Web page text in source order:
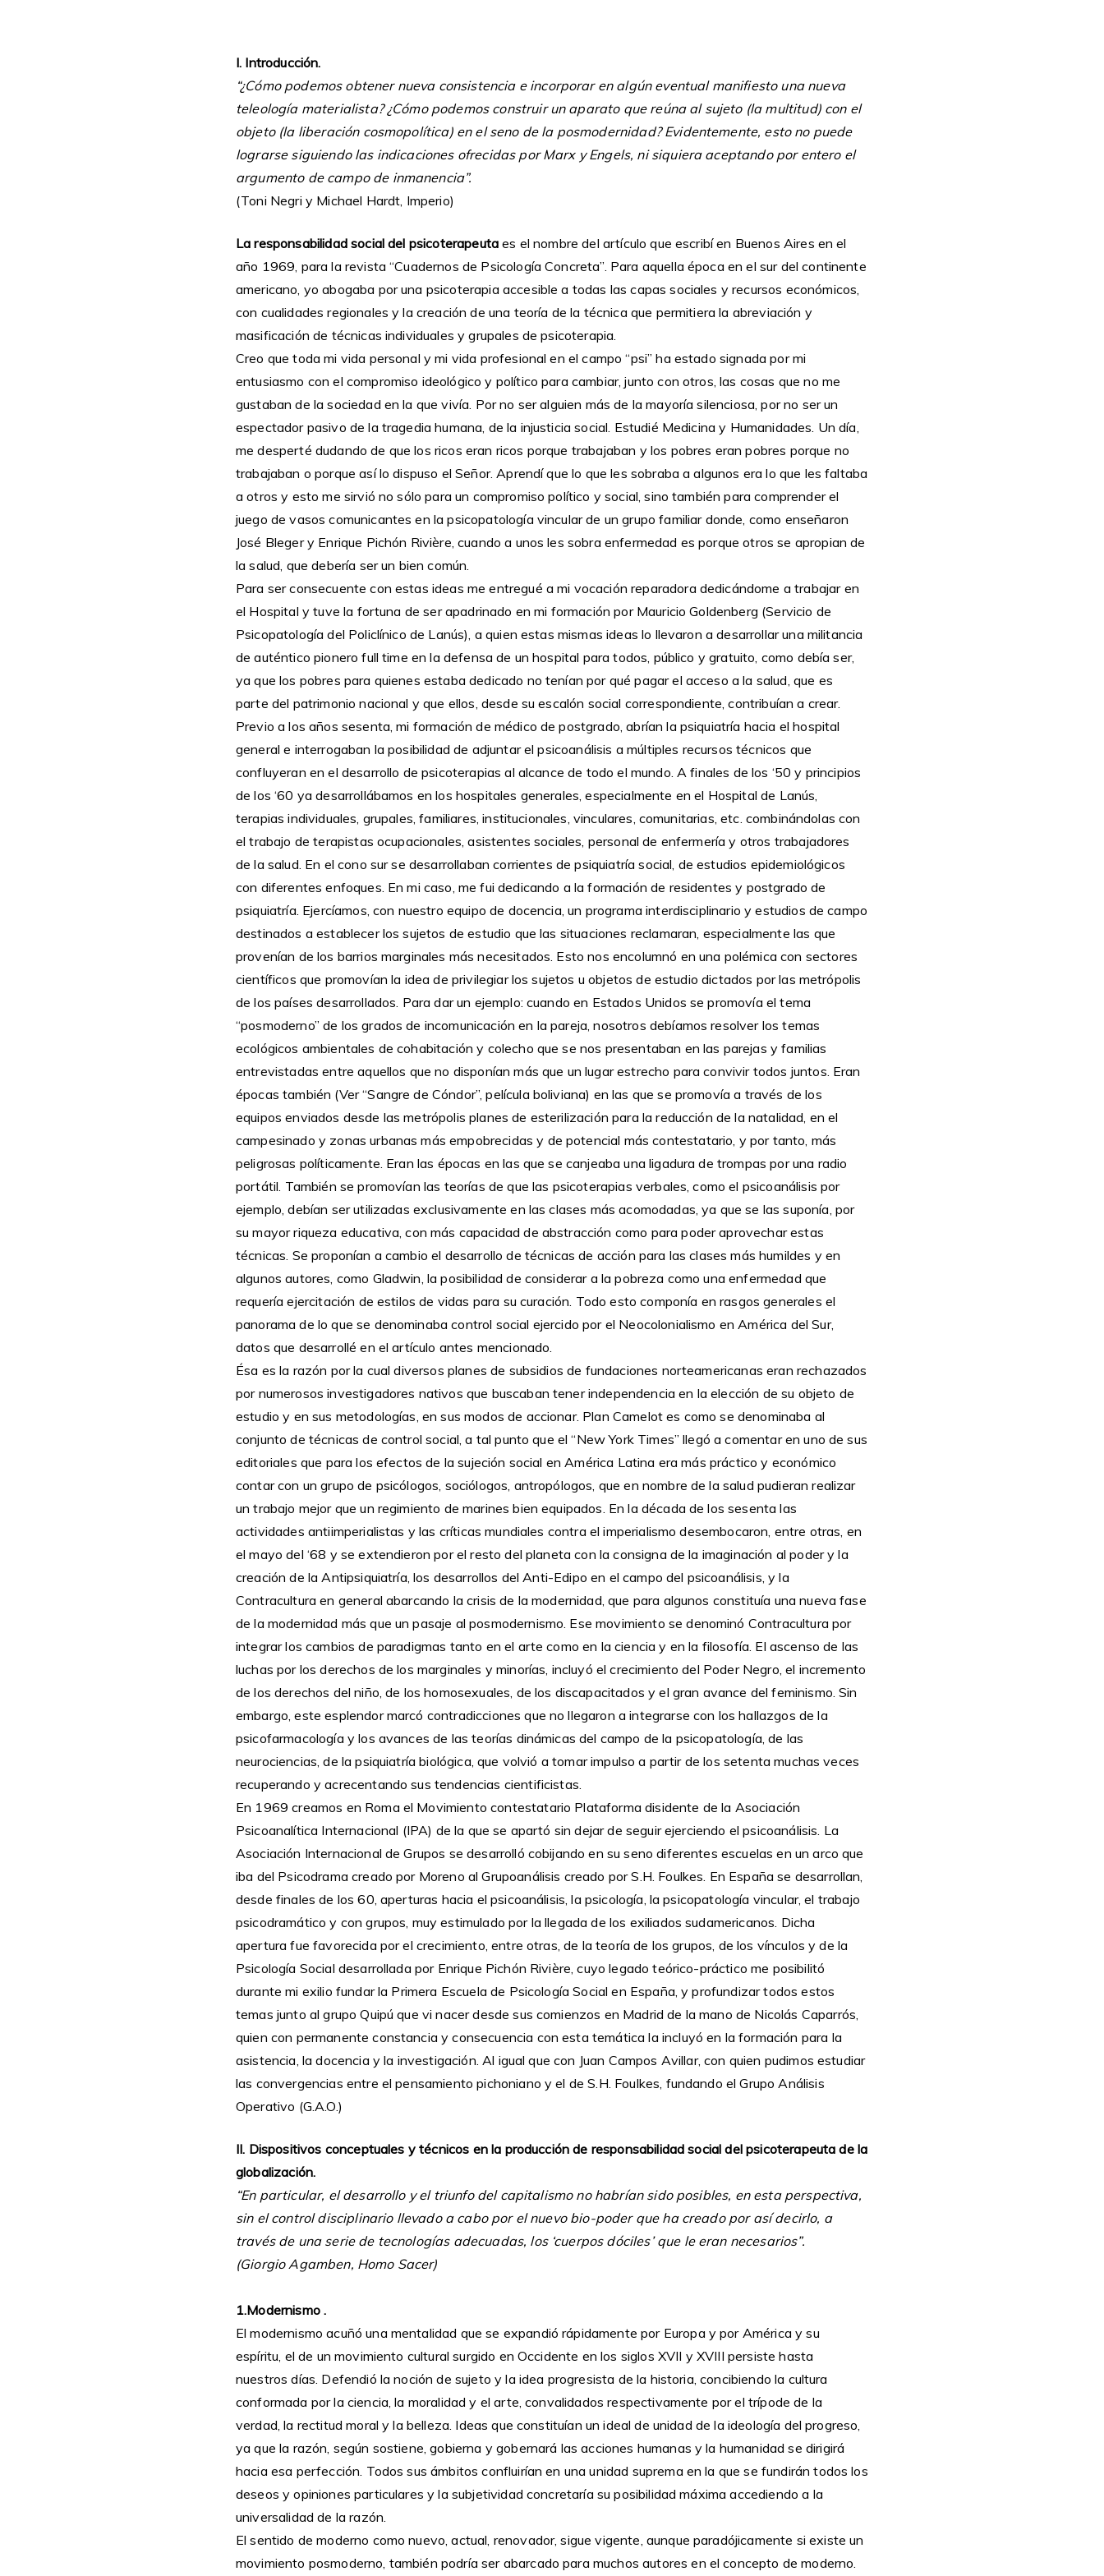
I. Introducción.
“¿Cómo podemos obtener nueva consistencia e incorporar en algún eventual manifiesto una nueva
teleología materialista? ¿Cómo podemos construir un aparato que reúna al sujeto (la multitud) con el
objeto (la liberación cosmopolítica) en el seno de la posmodernidad? Evidentemente, esto no puede
lograrse siguiendo las indicaciones ofrecidas por Marx y Engels, ni siquiera aceptando por entero el
argumento de campo de inmanencia”.
(Toni Negri y Michael Hardt, Imperio)
La responsabilidad social del psicoterapeutaes el nombre del artículo que escribí en Buenos Aires en el
año 1969, para la revista “Cuadernos de Psicología Concreta”. Para aquella época en el sur del continente
americano, yo abogaba por una psicoterapia accesible a todas las capas sociales y recursos económicos,
con cualidades regionales y la creación de una teoría de la técnica que permitiera la abreviación y
masificación de técnicas individuales y grupales de psicoterapia.
Creo que toda mi vida personal y mi vida profesional en el campo “psi” ha estado signada por mi
entusiasmo con el compromiso ideológico y político para cambiar, junto con otros, las cosas que no me
gustaban de la sociedad en la que vivía. Por no ser alguien más de la mayoría silenciosa, por no ser un
espectador pasivo de la tragedia humana, de la injusticia social. Estudié Medicina y Humanidades. Un día,
me desperté dudando de que los ricos eran ricos porque trabajaban y los pobres eran pobres porque no
trabajaban o porque así lo dispuso el Señor. Aprendí que lo que les sobraba a algunos era lo que les faltaba
a otros y esto me sirvió no sólo para un compromiso político y social, sino también para comprender el
juego de vasos comunicantes en la psicopatología vincular de un grupo familiar donde, como enseñaron
José Bleger y Enrique Pichón Rivière, cuando a unos les sobra enfermedad es porque otros se apropian de
la salud, que debería ser un bien común.
Para ser consecuente con estas ideas me entregué a mi vocación reparadora dedicándome a trabajar en
el Hospital y tuve la fortuna de ser apadrinado en mi formación por Mauricio Goldenberg (Servicio de
Psicopatología del Policlínico de Lanús), a quien estas mismas ideas lo llevaron a desarrollar una militancia
de auténtico pionero full time en la defensa de un hospital para todos, público y gratuito, como debía ser,
ya que los pobres para quienes estaba dedicado no tenían por qué pagar el acceso a la salud, que es
parte del patrimonio nacional y que ellos, desde su escalón social correspondiente, contribuían a crear.
Previo a los años sesenta, mi formación de médico de postgrado, abrían la psiquiatría hacia el hospital
general e interrogaban la posibilidad de adjuntar el psicoanálisis a múltiples recursos técnicos que
confluyeran en el desarrollo de psicoterapias al alcance de todo el mundo. A finales de los ‘50 y principios
de los ‘60 ya desarrollábamos en los hospitales generales, especialmente en el Hospital de Lanús,
terapias individuales, grupales, familiares, institucionales, vinculares, comunitarias, etc. combinándolas con
el trabajo de terapistas ocupacionales, asistentes sociales, personal de enfermería y otros trabajadores
de la salud. En el cono sur se desarrollaban corrientes de psiquiatría social, de estudios epidemiológicos
con diferentes enfoques. En mi caso, me fui dedicando a la formación de residentes y postgrado de
psiquiatría. Ejercíamos, con nuestro equipo de docencia, un programa interdisciplinario y estudios de campo
destinados a establecer los sujetos de estudio que las situaciones reclamaran, especialmente las que
provenían de los barrios marginales más necesitados. Esto nos encolumnó en una polémica con sectores
científicos que promovían la idea de privilegiar los sujetos u objetos de estudio dictados por las metrópolis
de los países desarrollados. Para dar un ejemplo: cuando en Estados Unidos se promovía el tema
“posmoderno” de los grados de incomunicación en la pareja, nosotros debíamos resolver los temas
ecológicos ambientales de cohabitación y colecho que se nos presentaban en las parejas y familias
entrevistadas entre aquellos que no disponían más que un lugar estrecho para convivir todos juntos. Eran
épocas también (Ver “Sangre de Cóndor”, película boliviana) en las que se promovía a través de los
equipos enviados desde las metrópolis planes de esterilización para la reducción de la natalidad, en el
campesinado y zonas urbanas más empobrecidas y de potencial más contestatario, y por tanto, más
peligrosas políticamente. Eran las épocas en las que se canjeaba una ligadura de trompas por una radio
portátil. También se promovían las teorías de que las psicoterapias verbales, como el psicoanálisis por
ejemplo, debían ser utilizadas exclusivamente en las clases más acomodadas, ya que se las suponía, por
su mayor riqueza educativa, con más capacidad de abstracción como para poder aprovechar estas
técnicas. Se proponían a cambio el desarrollo de técnicas de acción para las clases más humildes y en
algunos autores, como Gladwin, la posibilidad de considerar a la pobreza como una enfermedad que
requería ejercitación de estilos de vidas para su curación. Todo esto componía en rasgos generales el
panorama de lo que se denominaba control social ejercido por el Neocolonialismo en América del Sur,
datos que desarrollé en el artículo antes mencionado.
Ésa es la razón por la cual diversos planes de subsidios de fundaciones norteamericanas eran rechazados
por numerosos investigadores nativos que buscaban tener independencia en la elección de su objeto de
estudio y en sus metodologías, en sus modos de accionar. Plan Camelot es como se denominaba al
conjunto de técnicas de control social, a tal punto que el “New York Times” llegó a comentar en uno de sus
editoriales que para los efectos de la sujeción social en América Latina era más práctico y económico
contar con un grupo de psicólogos, sociólogos, antropólogos, que en nombre de la salud pudieran realizar
un trabajo mejor que un regimiento de marines bien equipados. En la década de los sesenta las
actividades antiimperialistas y las críticas mundiales contra el imperialismo desembocaron, entre otras, en
el mayo del ‘68 y se extendieron por el resto del planeta con la consigna de la imaginación al poder y la
creación de la Antipsiquiatría, los desarrollos del Anti-Edipo en el campo del psicoanálisis, y la
Contracultura en general abarcando la crisis de la modernidad, que para algunos constituía una nueva fase
de la modernidad más que un pasaje al posmodernismo. Ese movimiento se denominó Contracultura por
integrar los cambios de paradigmas tanto en el arte como en la ciencia y en la filosofía. El ascenso de las
luchas por los derechos de los marginales y minorías, incluyó el crecimiento del Poder Negro, el incremento
de los derechos del niño, de los homosexuales, de los discapacitados y el gran avance del feminismo. Sin
embargo, este esplendor marcó contradicciones que no llegaron a integrarse con los hallazgos de la
psicofarmacología y los avances de las teorías dinámicas del campo de la psicopatología, de las
neurociencias, de la psiquiatría biológica, que volvió a tomar impulso a partir de los setenta muchas veces
recuperando y acrecentando sus tendencias cientificistas.
En 1969 creamos en Roma el Movimiento contestatario Plataforma disidente de la Asociación
Psicoanalítica Internacional (IPA) de la que se apartó sin dejar de seguir ejerciendo el psicoanálisis. La
Asociación Internacional de Grupos se desarrolló cobijando en su seno diferentes escuelas en un arco que
iba del Psicodrama creado por Moreno al Grupoanálisis creado por S.H. Foulkes. En España se desarrollan,
desde finales de los 60, aperturas hacia el psicoanálisis, la psicología, la psicopatología vincular, el trabajo
psicodramático y con grupos, muy estimulado por la llegada de los exiliados sudamericanos. Dicha
apertura fue favorecida por el crecimiento, entre otras, de la teoría de los grupos, de los vínculos y de la
Psicología Social desarrollada por Enrique Pichón Rivière, cuyo legado teórico-práctico me posibilitó
durante mi exilio fundar la Primera Escuela de Psicología Social en España, y profundizar todos estos
temas junto al grupo Quipú que vi nacer desde sus comienzos en Madrid de la mano de Nicolás Caparrós,
quien con permanente constancia y consecuencia con esta temática la incluyó en la formación para la
asistencia, la docencia y la investigación. Al igual que con Juan Campos Avillar, con quien pudimos estudiar
las convergencias entre el pensamiento pichoniano y el de S.H. Foulkes, fundando el Grupo Análisis
Operativo (G.A.O.)
II. Dispositivos conceptuales y técnicos en la producción de responsabilidad social del psicoterapeuta de la
globalización.
“En particular, el desarrollo y el triunfo del capitalismo no habrían sido posibles, en esta perspectiva,
sin el control disciplinario llevado a cabo por el nuevo bio-poder que ha creado por así decirlo, a
través de una serie de tecnologías adecuadas, los ‘cuerpos dóciles’ que le eran necesarios”.
(Giorgio Agamben, Homo Sacer)
1.Modernismo .
El modernismo acuñó una mentalidad que se expandió rápidamente por Europa y por América y su
espíritu, el de un movimiento cultural surgido en Occidente en los siglos XVII y XVIII persiste hasta
nuestros días. Defendió la noción de sujeto y la idea progresista de la historia, concibiendo la cultura
conformada por la ciencia, la moralidad y el arte, convalidados respectivamente por el trípode de la
verdad, la rectitud moral y la belleza. Ideas que constituían un ideal de unidad de la ideología del progreso,
ya que la razón, según sostiene, gobierna y gobernará las acciones humanas y la humanidad se dirigirá
hacia esa perfección. Todos sus ámbitos confluirían en una unidad suprema en la que se fundirán todos los
deseos y opiniones particulares y la subjetividad concretaría su posibilidad máxima accediendo a la
universalidad de la razón.
El sentido de moderno como nuevo, actual, renovador, sigue vigente, aunque paradójicamente si existe un
movimiento posmoderno, también podría ser abarcado para muchos autores en el concepto de moderno.